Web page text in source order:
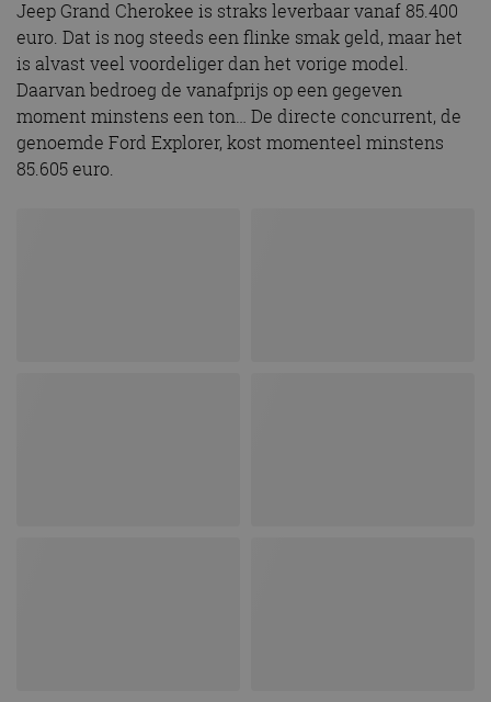
Jeep Grand Cherokee is straks leverbaar vanaf 85.400
euro. Dat is nog steeds een flinke smak geld, maar het
is alvast veel voordeliger dan het vorige model.
Daarvan bedroeg de vanafprijs op een gegeven
moment minstens een ton… De directe concurrent, de
genoemde Ford Explorer, kost momenteel minstens
85.605 euro.